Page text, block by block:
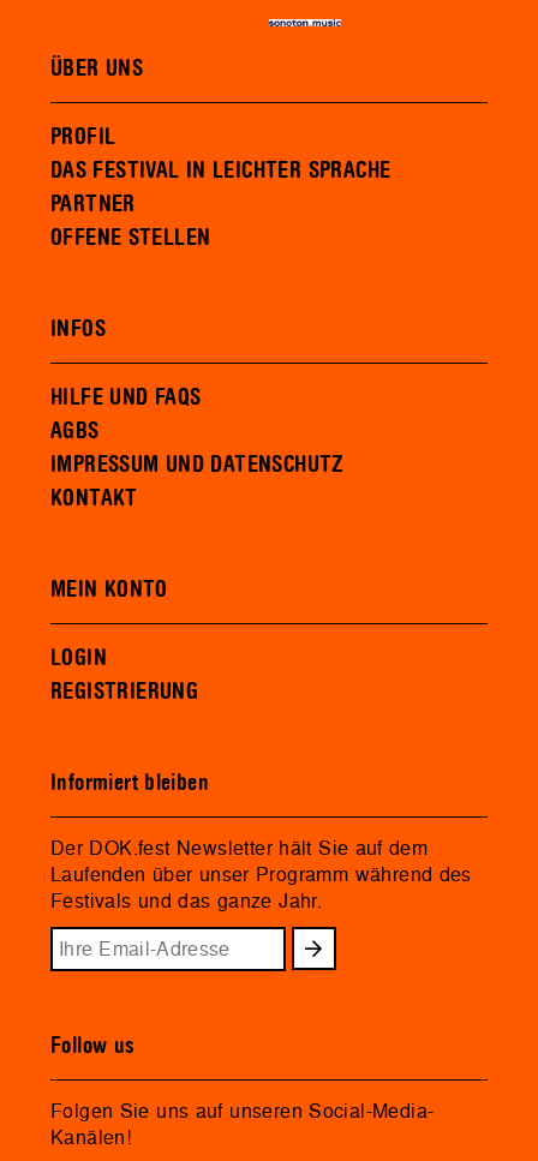
ÜBER UNS
PROFIL
DAS FESTIVAL IN LEICHTER SPRACHE
PARTNER
OFFENE STELLEN
INFOS
HILFE UND FAQS
AGBS
IMPRESSUM UND DATENSCHUTZ
KONTAKT
MEIN KONTO
LOGIN
REGISTRIERUNG
Informiert bleiben
Der DOK.fest Newsletter hält Sie auf dem
Laufenden über unser Programm während des
Festivals und das ganze Jahr.
Follow us
Folgen Sie uns auf unseren Social-Media-
Kanälen!